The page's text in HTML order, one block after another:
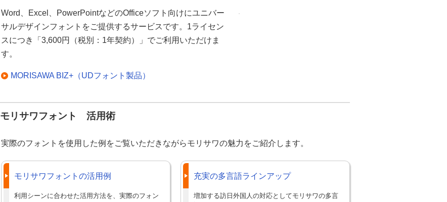
Word、Excel、PowerPointなどのOfficeソフト向けにユニバー
サルデザインフォントをご提供するサービスです。1ライセン
スにつき「3,600円（税別：1年契約）」でご利用いただけま
す。
MORISAWA BIZ+（UDフォント製品）
モリサワフォント 活用術
実際のフォントを使用した例をご覧いただきながらモリサワの魅力をご紹介します。
モリサワフォントの活用例
利用シーンに合わせた活用方法を、実際のフォン
充実の多言語ラインアップ
増加する訪日外国人の対応としてモリサワの多言